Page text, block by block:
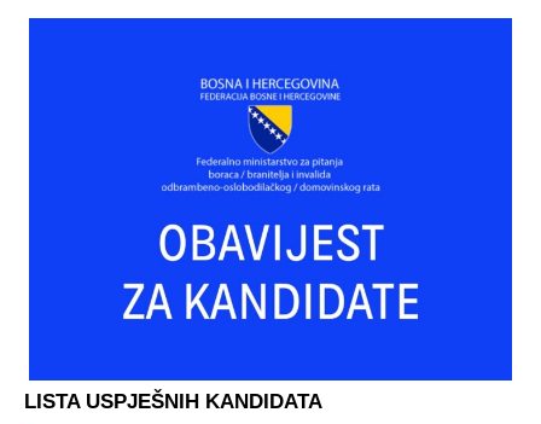
LISTA USPJEŠNIH KANDIDATA